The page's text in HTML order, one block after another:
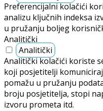
Preferencijalni kolačići
analizu ključnih indeksa
u pružanju boljeg
Analitički
Analitički
Analitički kolačići koriste
koji posjetitelji
pomažu u pružanju
broju posjetitelja, stopi
izvoru prometa itd.